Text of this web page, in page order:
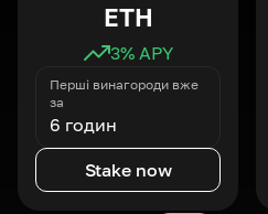
ETH
3% APY
Перші винагороди вже
за
6 годин
Stake now